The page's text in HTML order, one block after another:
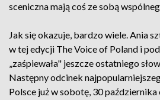
sceniczna mają coś ze sobą
Jak się okazuje, bardzo wiele. Ania
w tej edycji The Voice of Poland i
„zaśpiewała" jeszcze ostatniego
Następny odcinek
Polsce już w sobotę, 30 października